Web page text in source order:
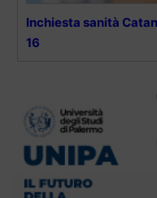
Inchiesta sanità
16